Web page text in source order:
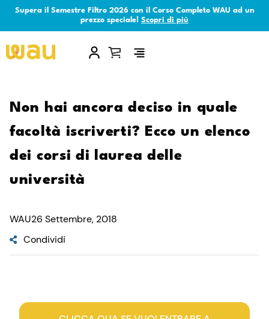
Supera il Semestre Filtro 2026 con il Corso Completo WAU ad un
prezzo speciale! Scopri di più
×
Non hai ancora deciso in quale
facoltà iscriverti? Ecco un elenco
dei corsi di laurea delle
università
WAU26 Settembre, 2018
Condividi